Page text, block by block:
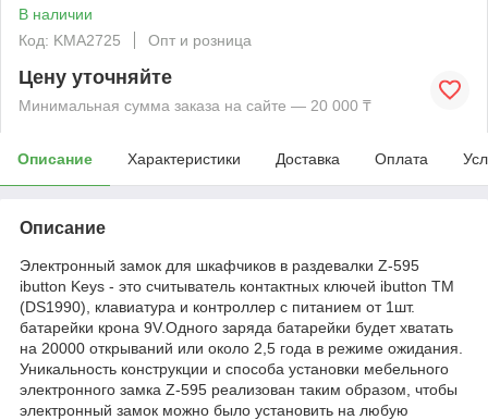
В наличии
Код: KMА2725
Опт и розница
Цену уточняйте
Минимальная сумма заказа на сайте — 20 000 ₸
Описание Характеристики Доставка Оплата
Описание
Электронный замок для шкафчиков в раздевалки Z-595
ibutton Keys - это считыватель контактных ключей ibutton TM
(DS1990), клавиатура и контроллер с питанием от 1шт.
батарейки крона 9V.Одного заряда батарейки будет хватать
на 20000 открываний или около 2,5 года в режиме ожидания.
Уникальность конструкции и способа установки мебельного
электронного замка Z-595 реализован таким образом, чтобы
электронный замок можно было установить на любую